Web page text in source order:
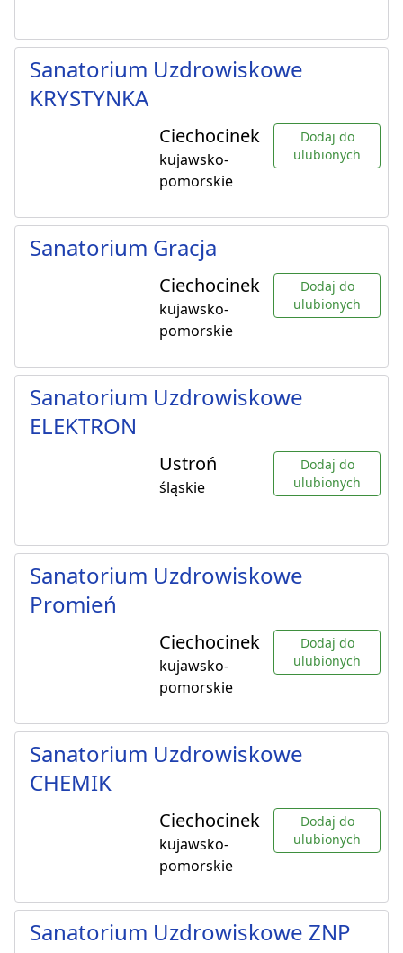
Sanatorium Uzdrowiskowe
KRYSTYNKA
Ciechocinek
kujawsko-
pomorskie
Dodaj do
ulubionych
Sanatorium Gracja
Ciechocinek
kujawsko-
pomorskie
Dodaj do
ulubionych
Sanatorium Uzdrowiskowe
ELEKTRON
Ustroń
śląskie
Dodaj do
ulubionych
Sanatorium Uzdrowiskowe
Promień
Ciechocinek
kujawsko-
pomorskie
Dodaj do
ulubionych
Sanatorium Uzdrowiskowe
CHEMIK
Ciechocinek
kujawsko-
pomorskie
Dodaj do
ulubionych
Sanatorium Uzdrowiskowe ZNP